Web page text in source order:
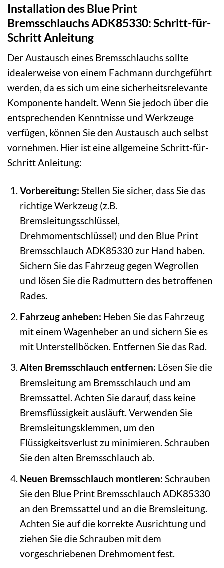
Installation des Blue Print
Bremsschlauchs ADK85330: Schritt-für-
Schritt Anleitung
Der Austausch eines Bremsschlauchs sollte
idealerweise von einem Fachmann durchgeführt
werden, da es sich um eine sicherheitsrelevante
Komponente handelt. Wenn Sie jedoch über die
entsprechenden Kenntnisse und Werkzeuge
verfügen, können Sie den Austausch auch selbst
vornehmen. Hier ist eine allgemeine Schritt-für-
Schritt Anleitung:
Vorbereitung: Stellen Sie sicher, dass Sie das
richtige Werkzeug (z.B.
Bremsleitungsschlüssel,
Drehmomentschlüssel) und den Blue Print
Bremsschlauch ADK85330 zur Hand haben.
Sichern Sie das Fahrzeug gegen Wegrollen
und lösen Sie die Radmuttern des betroffenen
Rades.
Fahrzeug anheben: Heben Sie das Fahrzeug
mit einem Wagenheber an und sichern Sie es
mit Unterstellböcken. Entfernen Sie das Rad.
Alten Bremsschlauch entfernen: Lösen Sie die
Bremsleitung am Bremsschlauch und am
Bremssattel. Achten Sie darauf, dass keine
Bremsflüssigkeit ausläuft. Verwenden Sie
Bremsleitungsklemmen, um den
Flüssigkeitsverlust zu minimieren. Schrauben
Sie den alten Bremsschlauch ab.
Neuen Bremsschlauch montieren: Schrauben
Sie den Blue Print Bremsschlauch ADK85330
an den Bremssattel und an die Bremsleitung.
Achten Sie auf die korrekte Ausrichtung und
ziehen Sie die Schrauben mit dem
vorgeschriebenen Drehmoment fest.